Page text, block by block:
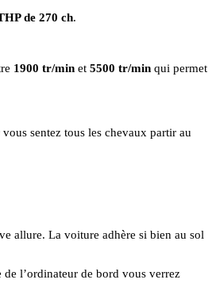
de 270 ch.
1900 tr/min et 5500 tr/min qui permet
sentez tous les chevaux partir au
allure. La voiture adhère si bien au sol
l’ordinateur de bord vous verrez